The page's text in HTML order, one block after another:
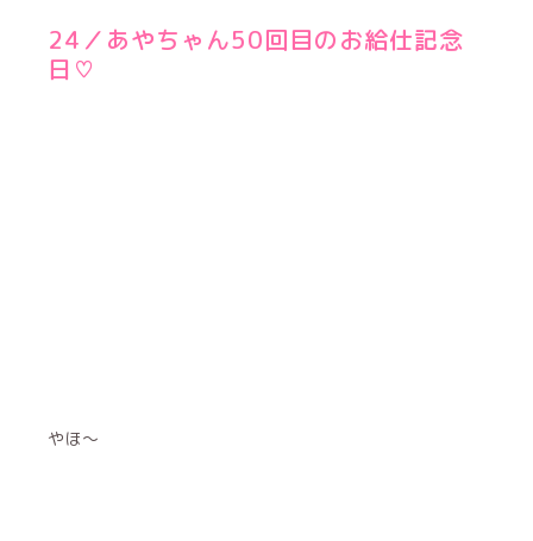
24／あやちゃん50回目のお給仕記念
日♡
やほ〜